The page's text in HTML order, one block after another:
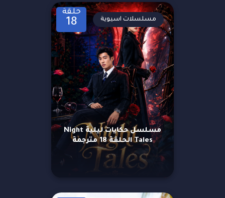
حلقة
18
مسلسل حكايات ليلية Night
Tales الحلقة 18 مترجمة
مسلسلات اسيوية